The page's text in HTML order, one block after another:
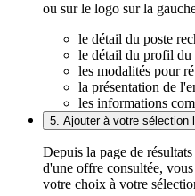
ou sur le logo sur la
le détail du poste
le détail du profil du
les modalités pour
la présentation de
les informations
5. Ajouter à votre sélection
Depuis la page de
d'une offre consultée,
votre choix à votre